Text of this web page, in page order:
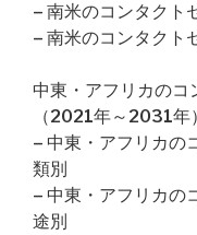
– 南米のコンタクト
– 南米のコンタクト
中東・アフリカのコ
（2021年～2031年）
– 中東・アフリカの
類別
– 中東・アフリカの
途別